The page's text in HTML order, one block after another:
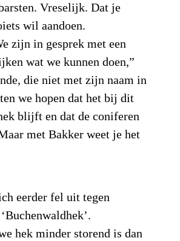
Vreselijk. Dat je
wil aandoen.
zijn in gesprek met een
wat we kunnen doen,”
die niet met zijn naam in
we hopen dat het bij dit
blijft en dat de coniferen
met Bakker weet je het
eerder fel uit tegen
hek minder storend is dan